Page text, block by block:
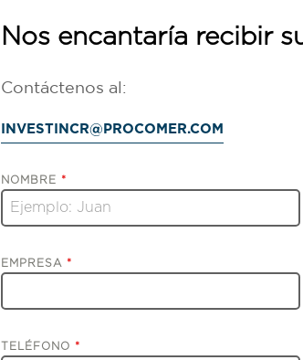
Nos encantaría recibir
Contáctenos al:
INVESTINCR@PROCOMER.COM
NOMBRE *
EMPRESA *
TELÉFONO *